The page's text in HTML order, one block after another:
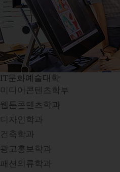
IT문화예술대학
미디어콘텐츠학부
웹툰콘텐츠학과
디자인학과
건축학과
광고홍보학과
패션의류학과